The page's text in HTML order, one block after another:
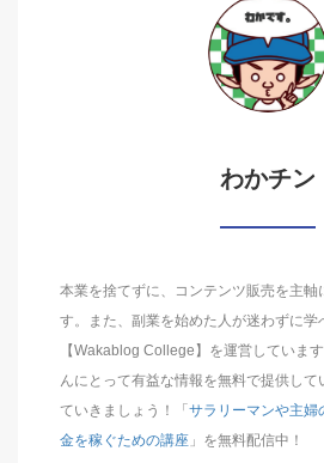
わかチン
本業を捨てずに、コンテンツ販売を主軸
す。また、副業を始めた人が迷わずに
【Wakablog College】を運営していま
んにとって有益な情報を無料で提供して
ていきましょう！「 サラリーマンや主婦
金を稼ぐための講座 」を無料配信中！